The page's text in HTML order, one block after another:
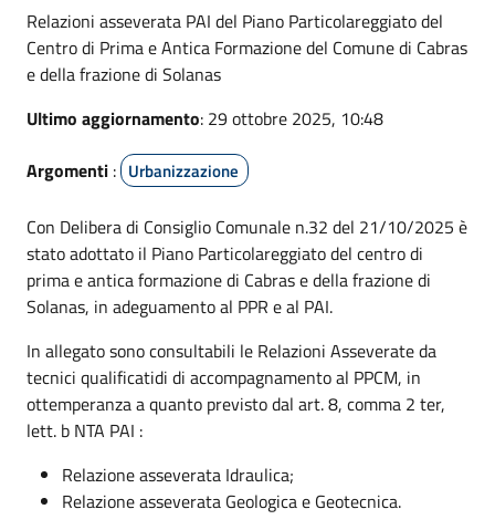
Relazioni asseverata PAI del Piano Particolareggiato del
Centro di Prima e Antica Formazione del Comune di Cabras
e della frazione di Solanas
Ultimo aggiornamento: 29 ottobre 2025, 10:48
Argomenti : Urbanizzazione
Con Delibera di Consiglio Comunale n.32 del 21/10/2025 è
stato adottato il Piano Particolareggiato del centro di
prima e antica formazione di Cabras e della frazione di
Solanas, in adeguamento al PPR e al PAI.
In allegato sono consultabili le Relazioni Asseverate da
tecnici qualificatidi di accompagnamento al PPCM, in
ottemperanza a quanto previsto dal art. 8, comma 2 ter,
lett. b NTA PAI :
Relazione asseverata Idraulica;
Relazione asseverata Geologica e Geotecnica.